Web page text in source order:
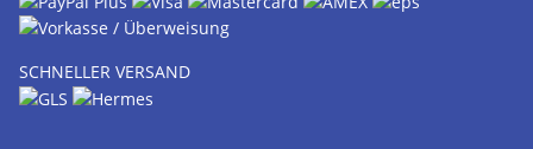
SCHNELLER VERSAND